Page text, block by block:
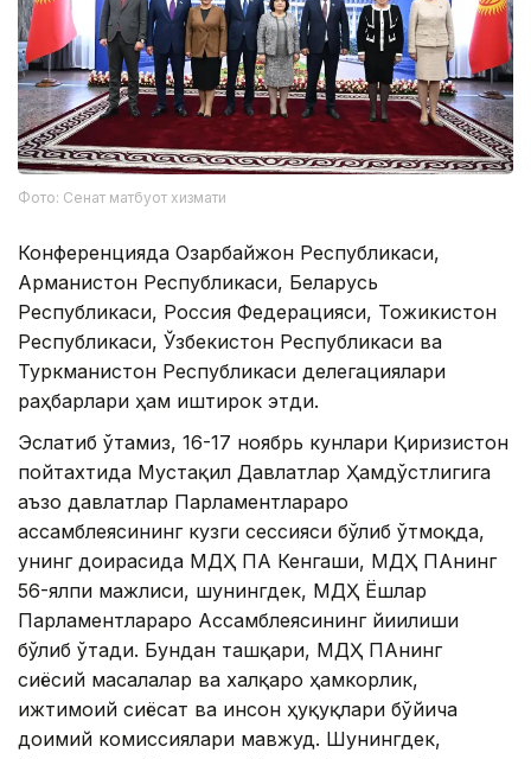
Фото: Сенат матбуот хизмати
Конференцияда Озарбайжон Республикаси,
Арманистон Республикаси, Беларусь
Республикаси, Россия Федерацияси, Тожикистон
Республикаси, Ўзбекистон Республикаси ва
Туркманистон Республикаси делегациялари
раҳбарлари ҳам иштирок этди.
Эслатиб ўтамиз, 16-17 ноябрь кунлари Қирғизистон
пойтахтида Мустақил Давлатлар Ҳамдўстлигига
аъзо давлатлар Парламентлараро
ассамблеясининг кузги сессияси бўлиб ўтмоқда,
унинг доирасида МДҲ ПА Кенгаши, МДҲ ПАнинг
56-ялпи мажлиси, шунингдек, МДҲ Ёшлар
Парламентлараро Ассамблеясининг йиғилиши
бўлиб ўтади. Бундан ташқари, МДҲ ПАнинг
сиёсий масалалар ва халқаро ҳамкорлик,
ижтимоий сиёсат ва инсон ҳуқуқлари бўйича
доимий комиссиялари мавжуд. Шунингдек,